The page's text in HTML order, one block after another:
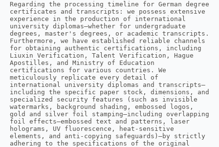
Regarding the processing timeline for German degree
certificates and transcripts: we possess extensive
experience in the production of international
university diplomas—whether for undergraduate
degrees, master's degrees, or academic transcripts.
Furthermore, we have established reliable channels
for obtaining authentic certifications, including
Liuxin Verification, Talent Verification, Hague
Apostilles, and Ministry of Education
certifications for various countries. We
meticulously replicate every detail of
international university diplomas and transcripts—
including the specific paper stock, dimensions, and
specialized security features (such as invisible
watermarks, background shading, embossed logos,
gold and silver foil stamping—including overlapping
foil effects—embossed text and patterns, laser
holograms, UV fluorescence, heat-sensitive
elements, and anti-copying safeguards)—by strictly
adhering to the specifications of the original